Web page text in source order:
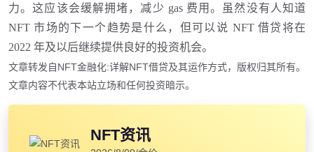
力。这应该会缓解拥堵，减少 gas 费用。虽然没有人知道
NFT 市场的下一个趋势是什么，但可以说 NFT 借贷将在
2022 年及以后继续提供良好的投资机会。
文章转发自NFT金融化:详解NFT借贷及其运作方式，版权归其所有。
文章内容不代表本站立场和任何投资暗示。
NFT资讯